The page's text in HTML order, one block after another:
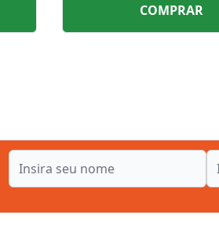
COMPRAR